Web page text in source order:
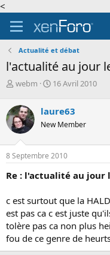
<
Actualité et débat
l'actualité au jour
A
t
e
u
r
d
e
a
i
s
c
s
webm
D
e
d
d
é
u
16 Avril 2010
laure63
New Member
8 Septembre 2010
Re : l'actualité au jour
c est surtout que la
est pas ca c est juste
tolère pas ca non plus
fou de ce genre de